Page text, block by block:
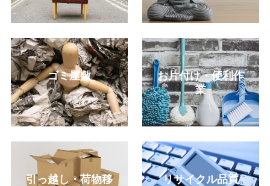
ゴミ屋敷
お片付け・便利作
業
引っ越し・荷物移
リサイクル品買